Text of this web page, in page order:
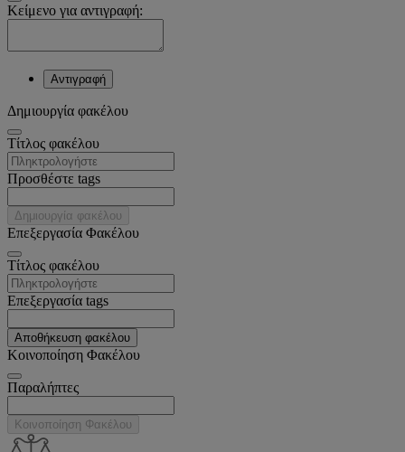
Κείμενο για αντιγραφή:
Αντιγραφή
Δημιουργία φακέλου
Tίτλος φακέλου
Προσθέστε tags
Δημιουργία φακέλου
Επεξεργασία Φακέλου
Tίτλος φακέλου
Επεξεργασία tags
Αποθήκευση φακέλου
Κοινοποίηση Φακέλου
Παραλήπτες
Κοινοποίηση Φακέλου